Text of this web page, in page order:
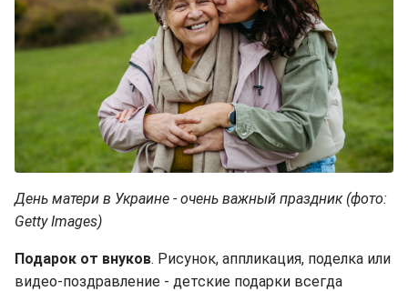
День матери в Украине - очень важный праздник (фото:
Getty Images)
Подарок от внуков. Рисунок, аппликация, поделка или
видео-поздравление - детские подарки всегда